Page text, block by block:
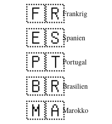
🇫🇷Frankrig
🇪🇸Spanien
🇵🇹Portugal
🇧🇷Brasilien
🇲🇦Marokko